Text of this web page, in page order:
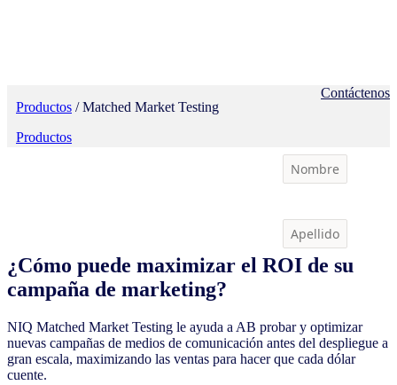
Productos / Matched Market Testing
Productos
Contáctenos
¿Cómo puede maximizar el ROI de su
campaña de marketing?
NIQ Matched Market Testing le ayuda a AB probar y optimizar
nuevas campañas de medios de comunicación antes del despliegue a
gran escala, maximizando las ventas para hacer que cada dólar
cuente.